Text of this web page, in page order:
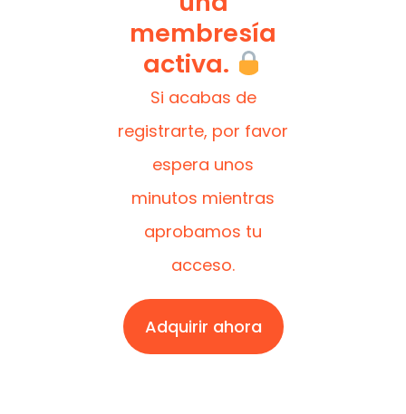
membresía
activa.
Si acabas de
registrarte, por favor
espera unos
minutos mientras
aprobamos tu
acceso.
Adquirir ahora